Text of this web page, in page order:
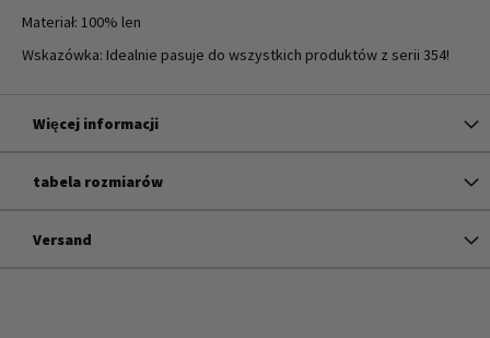
Materiał: 100% len
Wskazówka: Idealnie pasuje do wszystkich produktów z serii 354!
Więcej informacji
tabela rozmiarów
Versand